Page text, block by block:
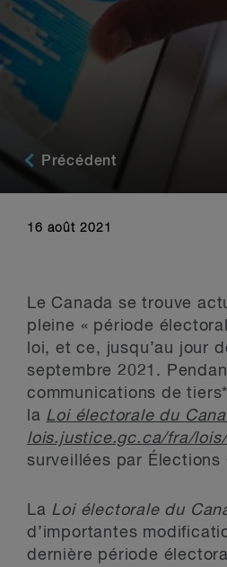
Précédent
16 août 2021
Le Canada se trouve
pleine « période
loi, et ce, jusqu’au jour
septembre 2021.
communications de
la Loi électorale du
lois.justice.gc.ca/fra/
surveillées par Élections
La Loi électorale du
d’importantes
dernière période